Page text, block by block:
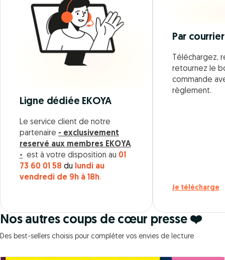
Ligne dédiée EKOYA
Le service client de notre
partenaire - exclusivement
reservé aux membres EKOYA
- est à votre disposition au 01
73 60 01 58 du
lundi au
vendredi de 9h à 18h.
Par courrier
Téléchargez,
retournez le
commande
règlement.
Je télécharge
Nos autres coups de cœur presse ❤️
Des best-sellers choisis pour compléter vos envies de lecture